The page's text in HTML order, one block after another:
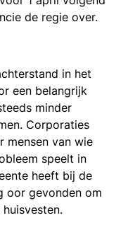
de regie over.
in het
een belangrijk
minder
Corporaties
mensen van wie
speelt in
heeft bij de
oor gevonden om